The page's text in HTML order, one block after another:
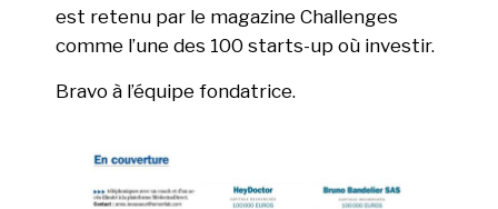
est retenu par le magazine Challenges
comme l’une des 100 starts-up où investir.
Bravo à l’équipe fondatrice.